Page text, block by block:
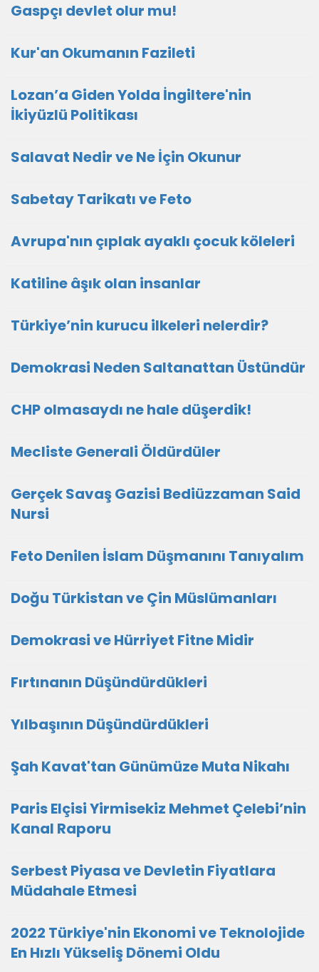
Gaspçı devlet olur mu!
Kur'an Okumanın Fazileti
Lozan’a Giden Yolda İngiltere'nin
İkiyüzlü Politikası
Salavat Nedir ve Ne İçin Okunur
Sabetay Tarikatı ve Feto
Avrupa'nın çıplak ayaklı çocuk köleleri
Katiline âşık olan insanlar
Türkiye’nin kurucu ilkeleri nelerdir?
Demokrasi Neden Saltanattan Üstündür
CHP olmasaydı ne hale düşerdik!
Mecliste Generali Öldürdüler
Gerçek Savaş Gazisi Bediüzzaman Said
Nursi
Feto Denilen İslam Düşmanını Tanıyalım
Doğu Türkistan ve Çin Müslümanları
Demokrasi ve Hürriyet Fitne Midir
Fırtınanın Düşündürdükleri
Yılbaşının Düşündürdükleri
Şah Kavat'tan Günümüze Muta Nikahı
Paris Elçisi Yirmisekiz Mehmet Çelebi’nin
Kanal Raporu
Serbest Piyasa ve Devletin Fiyatlara
Müdahale Etmesi
2022 Türkiye'nin Ekonomi ve Teknolojide
En Hızlı Yükseliş Dönemi Oldu